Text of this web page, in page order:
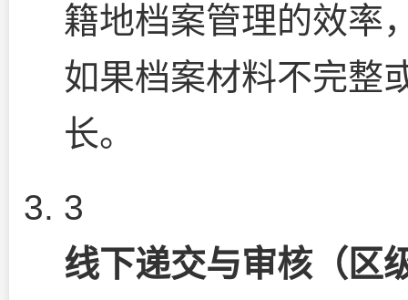
籍地档案管理的效率
如果档案材料不完整
长。
3
线下递交与审核（区